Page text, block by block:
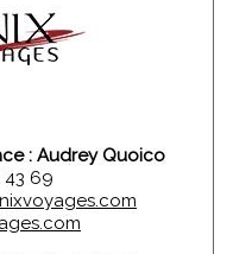
: Audrey Quoico
43 69